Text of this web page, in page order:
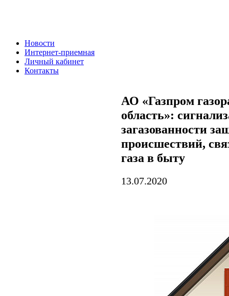
Новости
Интернет-приемная
Личный кабинет
Контакты
АО «Газпром
область»:
загазованности
происшествий,
газа в быту
13.07.2020